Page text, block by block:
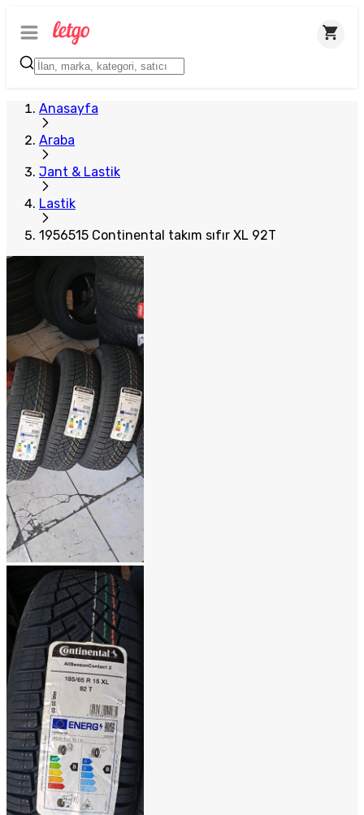
Anasayfa
Araba
Jant & Lastik
Lastik
1956515 Continental takım sıfır XL 92T